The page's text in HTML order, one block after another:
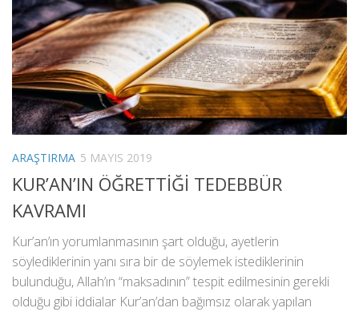
ARAŞTIRMA 5 MAYIS 2019
KUR’AN’IN ÖĞRETTİĞİ TEDEBBÜR
KAVRAMI
Kur’an’ın yorumlanmasının şart olduğu, ayetlerin
söylediklerinin yanı sıra bir de söylemek istediklerinin
bulunduğu, Allah’ın “maksadının” tespit edilmesinin gerekli
olduğu gibi iddialar Kur’an’dan bağımsız olarak yapılan